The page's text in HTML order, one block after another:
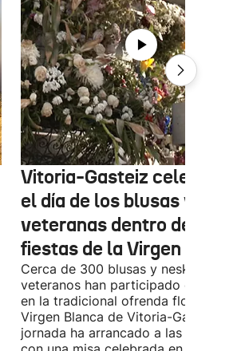
Vitoria-Gasteiz celebra
el día de los blusas y
veteranas dentro de las
fiestas de la Virgen Blanca
Cerca de 300 blusas y neskas
veteranos han participado este
en la tradicional ofrenda floral a la
Virgen Blanca de Vitoria-Gasteiz. La
jornada ha arrancado a las 9:00